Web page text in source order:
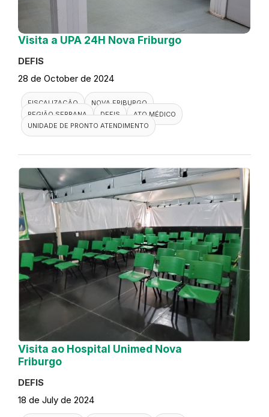
Visita a UPA 24H Nova Friburgo
DEFIS
28 de October de 2024
FISCALIZAÇÃO
NOVA FRIBURGO
REGIÃO SERRANA
DEFIS
ATO MÉDICO
UNIDADE DE PRONTO ATENDIMENTO
Visita ao Hospital Unimed Nova
Friburgo
DEFIS
18 de July de 2024